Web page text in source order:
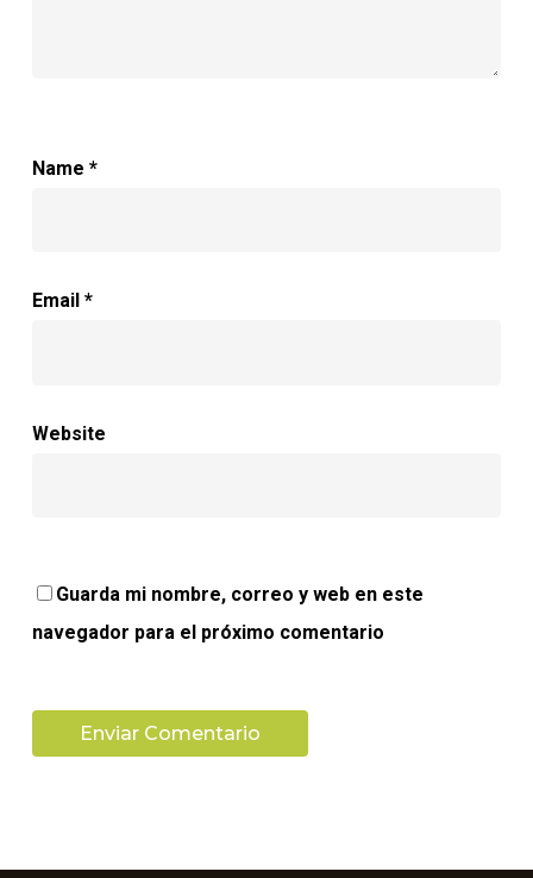
Name *
Email *
Website
Guarda mi nombre, correo y web en este
navegador para el próximo comentario